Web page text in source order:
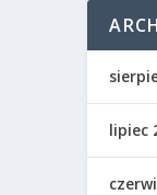
lipiec